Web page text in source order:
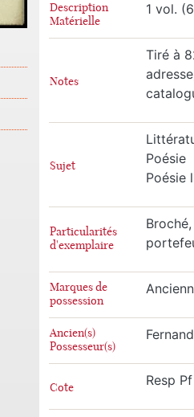
Description
Matérielle
1 vol.
Notes
Tiré à
Sujet
Poésie
Poésie
Particularités
d'exemplaire
Marques de
possession
Ancien(s)
Possesseur(s)
Cote Resp